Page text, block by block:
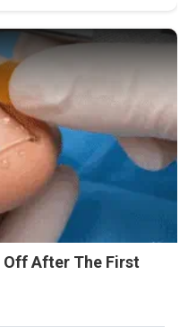
Off After The First